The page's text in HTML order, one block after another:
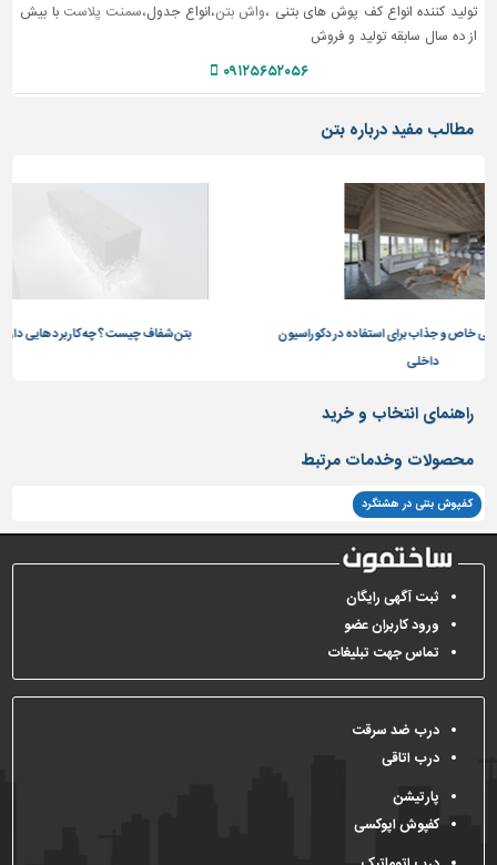
و
سازه
تولید کننده انواع کف پوش های بتنی ،واش بتن،انواع جدول،سمنت پلاست با بیش
از ده سال سابقه تولید و فروش
۰۹۱۲۵۶۵۲۰۵۶
مطالب مفید درباره بتن
برای استفاده در دکوراسیون
بتن شفاف چیست؟ چه کاربرد هایی دارد؟
راهنمای انتخاب و خرید
محصولات وخدمات مرتبط
کفپوش بتنی در هشتگرد
ثبت آگهی رایگان
ورود کاربران عضو
تماس جهت تبلیغات
درب ضد سرقت
درب اتاقی
پارتیشن
کفپوش اپوکسی